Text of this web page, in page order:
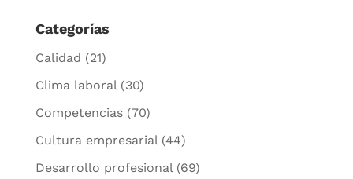
Categorías
Calidad (21)
Clima laboral (30)
Competencias(70)
Cultura empresarial (44)
Desarrollo profesional (69)